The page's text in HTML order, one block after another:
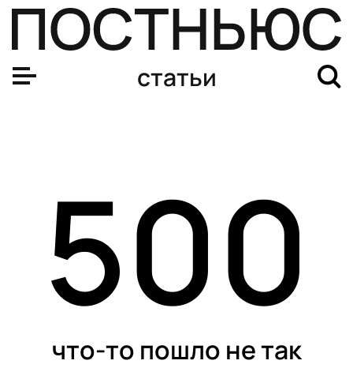
статьи
500
что-то пошло не так